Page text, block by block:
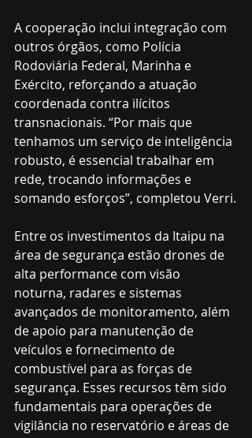
A cooperação inclui integração com
outros órgãos, como Polícia
Rodoviária Federal, Marinha e
Exército, reforçando a atuação
coordenada contra ilícitos
transnacionais. “Por mais que
tenhamos um serviço de inteligência
robusto, é essencial trabalhar em
rede, trocando informações e
somando esforços”, completou Verri.
Entre os investimentos da Itaipu na
área de segurança estão drones de
alta performance com visão
noturna, radares e sistemas
avançados de monitoramento, além
de apoio para manutenção de
veículos e fornecimento de
combustível para as forças de
segurança. Esses recursos têm sido
fundamentais para operações de
vigilância no reservatório e áreas de